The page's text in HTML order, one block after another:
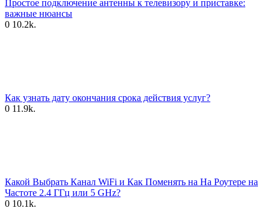
Простое подключение антенны к телевизору и приставке:
важные нюансы
0 10.2k.
Как узнать дату окончания срока действия услуг?
0 11.9k.
Какой Выбрать Канал WiFi и Как Поменять на На Роутере на
Частоте 2.4 ГГц или 5 GHz?
0 10.1k.